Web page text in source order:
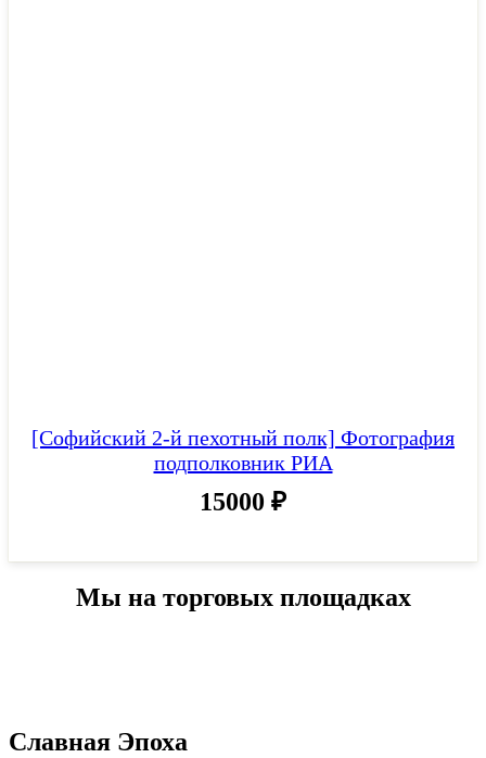
[Софийский 2-й пехотный полк] Фотография
подполковник РИА
15000 ₽
Мы на торговых площадках
Славная Эпоха